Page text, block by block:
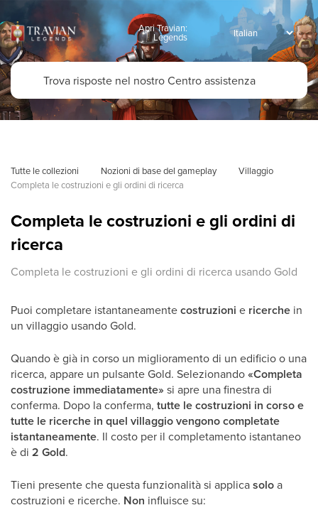
Apri Travian:
Legends
Tutte le collezioni Nozioni di base del gameplay
Villaggio
Completa le costruzioni e gli ordini di ricerca
Completa le costruzioni e gli ordini di
ricerca
Completa le costruzioni e gli ordini di ricerca usando Gold
Puoi completare istantaneamentecostruzioni e ricerche in
un villaggio usando Gold.
Quando è già in corso un miglioramento di un edificio o una
ricerca, appare un pulsante Gold. Selezionando«Completa
costruzione immediatamente» si apre una finestra di
conferma. Dopo la conferma, tutte le costruzioni in corso e
tutte le ricerche in quel villaggio vengono completate
istantaneamente. Il costo per il completamento istantaneo
è di 2 Gold.
Tieni presente che questa funzionalità si applicasoloa
costruzioni e ricerche. Non influisce su: